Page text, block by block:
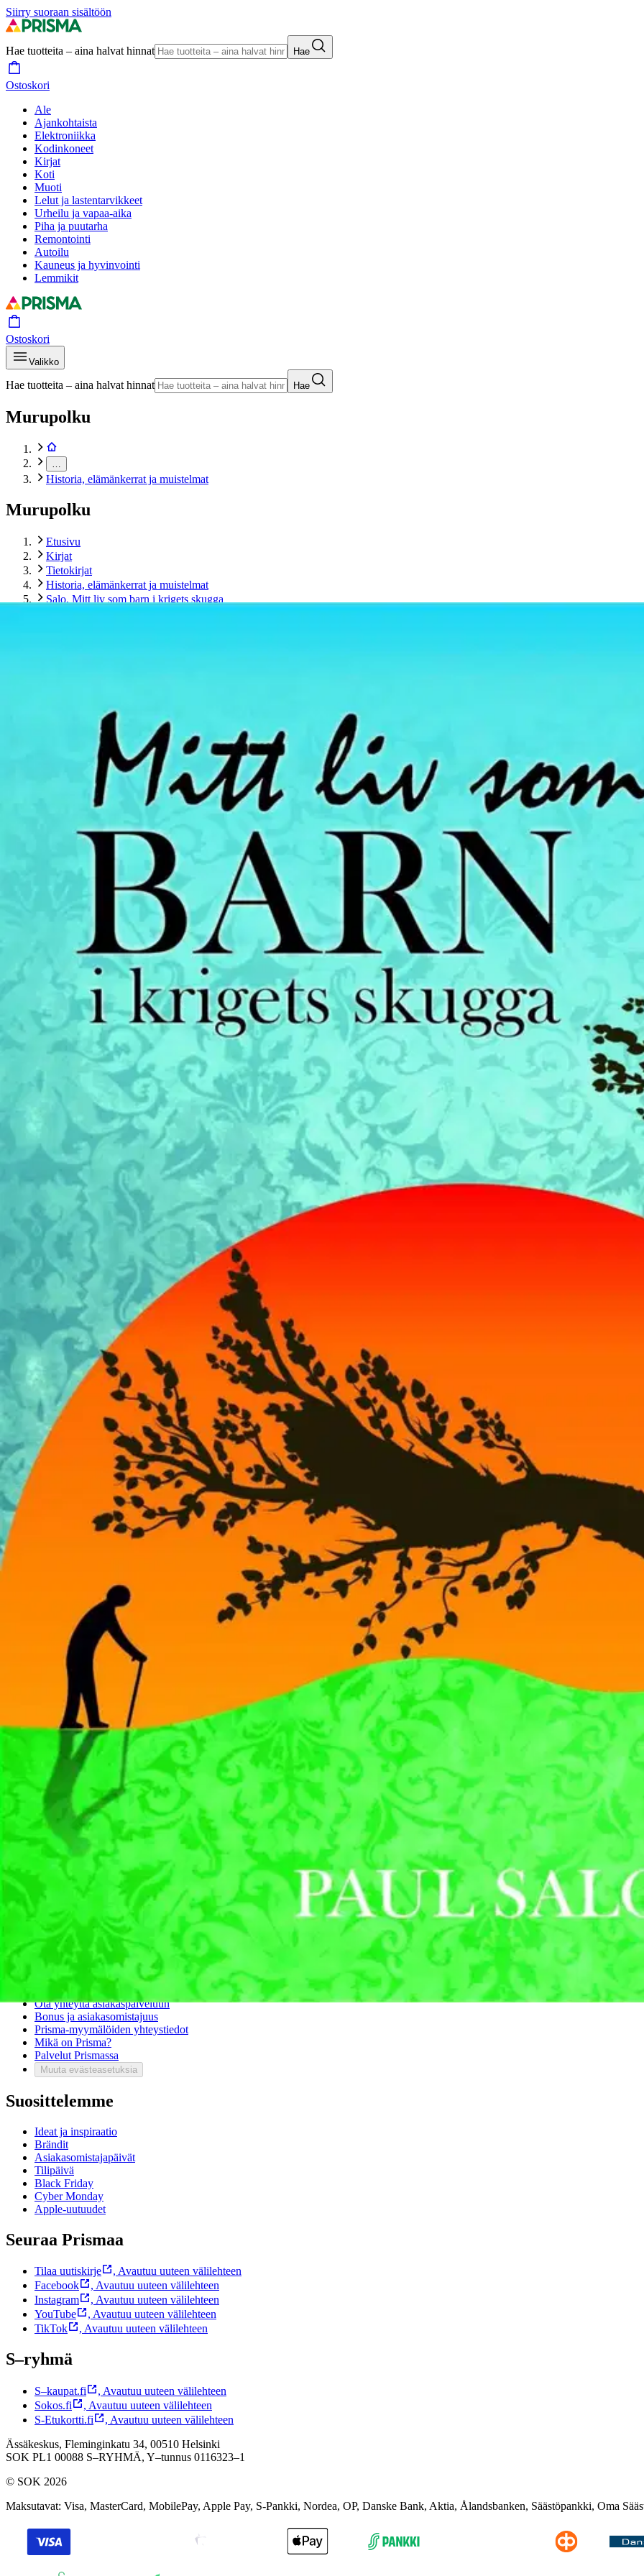
Siirry suoraan sisältöön
Hae tuotteita – aina halvat hinnat Hae
Ostoskori
Ale
Ajankohtaista
Elektroniikka
Kodinkoneet
Kirjat
Koti
Muoti
Lelut ja lastentarvikkeet
Urheilu ja vapaa-aika
Piha ja puutarha
Remontointi
Autoilu
Kauneus ja hyvinvointi
Lemmikit
Ostoskori
Valikko
Hae tuotteita – aina halvat hinnat Hae
Murupolku
Historia, elämänkerrat ja muistelmat
Murupolku
Etusivu
Kirjat
Tietokirjat
Historia, elämänkerrat ja muistelmat
Salo, Mitt liv som barn i krigets skugga
Avaa kuva suurempana
Karusellin nuolipainikkeet
Salo, Mitt liv som barn i krigets skugga
Asiakasomistajahinta
Hinta ilman S-Etukorttia: 23,30 €
Verkkokaupan hinta
Valitse toimitustapa
Nouto myymälästä
Ei saatavilla
Toimitus
Kotiin tai noutopisteeseenAlk. 0 €
Ilmainen toimitus yli 100 €:n tilauksille Postin pakettiautomaattiin tai
Etu ei koske Suuri‑lisäpalvelulla toimitettavia tuotteita.
Tarkista myymäläsaatavuus
Ei saatavilla
Tuotekuvaus
Mycket har skrivits om vinterkriget och fortsättningskriget både om händelserna ute vid fronten, men också om krigets konsekvenser för
här boken sina barndomsupplevelser av krigsrykten, avsaknaden av en pappa som var ute vid fronten och de konsekvenser som det
läsaren in i barnens värld med spännande lekar och uppfinnings rikedom, i en tid då lekarna var traditionsbundna från tid till tid. ”Jag vill
skapa förståelse för hur vi kan möta barnen i deras begränsade tankevärld. Boken riktar sig också till äldre barn och kan så bidra med
de barn och vuxna som kommer till vårt land från olika oroshärdar.” Författaren i förordet.
Näytä lisää tuotekuvausta
Ominaisuudet
Oletko tyytyväinen tuotetietoihin?
Ovatko tuotetiedot riittävät? Jos tuotetiedoissa on puutteita tai niitä voisi muuten parantaa, anna palautetta.
Ilmainen palautus 30 päivää.*
Nouto myymälästä ilman toimituskuluja.
Asiakasomistajalle Bonusta jopa 5 %.*
Verkkokauppa
Ohjeet
Ensitilaajan pikaopas
Myymälänouto
Palautukset
Reklamaatio
Takuu ja huolto
Toimitustavat
Maksutavat
Asennuspalvelut
Tilaus- ja toimitusehdot
Käyttöehdot
Tietosuojakäytäntö
Saavutettavuus
Vastuullisuus
Sivukartta
Mitä pidät Prisma.fi-verkkokaupasta?
Asiakaspalvelu
Usein kysytyt kysymykset
Ota yhteyttä asiakaspalveluun
Bonus ja asiakasomistajuus
Prisma-myymälöiden yhteystiedot
Mikä on Prisma?
Palvelut Prismassa
Muuta evästeasetuksia
Suosittelemme
Ideat ja inspiraatio
Brändit
Asiakasomistajapäivät
Tilipäivä
Black Friday
Cyber Monday
Apple-uutuudet
Seuraa Prismaa
Tilaa uutiskirje , Avautuu uuteen välilehteen
Facebook
, Avautuu uuteen välilehteen
Instagram
, Avautuu uuteen välilehteen
YouTube
, Avautuu uuteen välilehteen
TikTok
, Avautuu uuteen välilehteen
S–ryhmä
S–kaupat.fi , Avautuu uuteen välilehteen
Sokos.fi
, Avautuu uuteen välilehteen
S-Etukortti.fi
, Avautuu uuteen välilehteen
Ässäkeskus, Fleminginkatu 34, 00510 Helsinki
SOK PL1 00088 S–RYHMÄ, Y–tunnus 0116323–1
© SOK 2026
Maksutavat: Visa, MasterCard, MobilePay, Apple Pay, S-Pankki, Nordea, OP, Danske Bank, Aktia, Ålandsbanken, Säästöpankki, Oma